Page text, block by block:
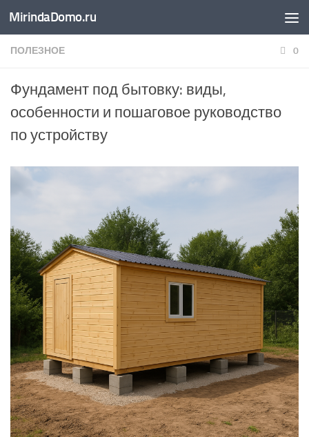
Перейти к содержимому
MirindaDomo.ru
ПОЛЕЗНОЕ 0
Фундамент под бытовку: виды,
особенности и пошаговое руководство
по устройству